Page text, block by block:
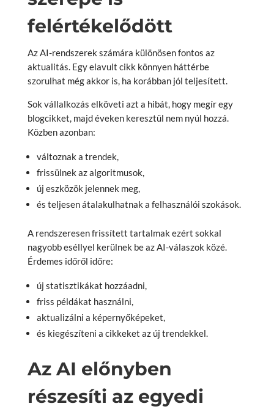
felértékelődött
Az AI-rendszerek számára különösen fontos az
aktualitás. Egy elavult cikk könnyen háttérbe
szorulhat még akkor is, ha korábban jól teljesített.
Sok vállalkozás elköveti azt a hibát, hogy megír egy
blogcikket, majd éveken keresztül nem nyúl hozzá.
Közben azonban:
változnak a trendek,
frissülnek az algoritmusok,
új eszközök jelennek meg,
és teljesen átalakulhatnak a felhasználói szokások.
A rendszeresen frissített tartalmak ezért sokkal
nagyobb eséllyel kerülnek be az AI-válaszok közé.
Érdemes időről időre:
új statisztikákat hozzáadni,
friss példákat használni,
aktualizálni a képernyőképeket,
és kiegészíteni a cikkeket az új trendekkel.
Az AI előnyben
részesíti az egyedi